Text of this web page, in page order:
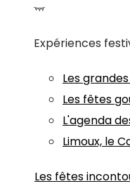
Expériences
Les
Les fêtes
L'agenda
Limoux, le
Les fêtes